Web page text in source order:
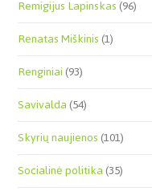
Remigijus Lapinskas(96)
Renatas Miškinis(1)
Renginiai(93)
Savivalda(54)
Skyrių naujienos(101)
Socialinė politika(35)